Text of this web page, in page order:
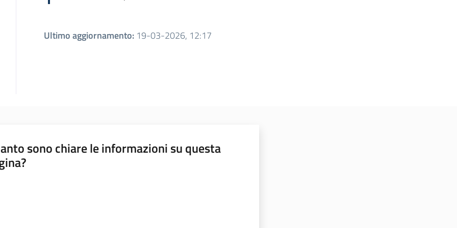
Ultimo aggiornamento: 19-03-2026, 12:17
sono chiare le informazioni su questa